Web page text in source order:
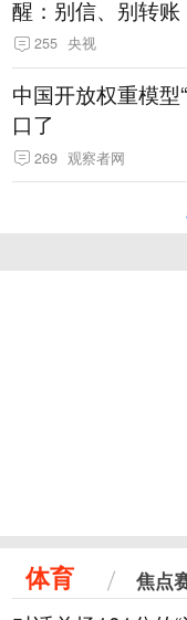
醒：别信、别转账
255 央视
中国开放权重模型
口了
269 观察者网
体育 焦点